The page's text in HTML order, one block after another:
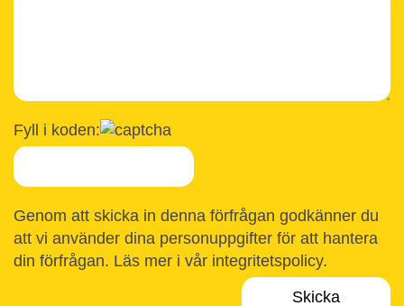
Fyll i koden:
Genom att skicka in denna förfrågan godkänner du
att vi använder dina personuppgifter för att hantera
din förfrågan. Läs mer i vår integritetspolicy.